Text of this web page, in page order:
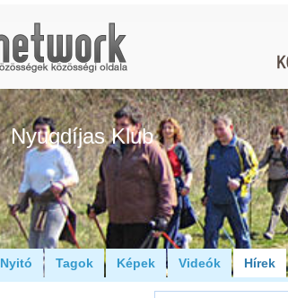
Nyugdíjas Klub
Nyitó Tagok Képek Videók Hírek